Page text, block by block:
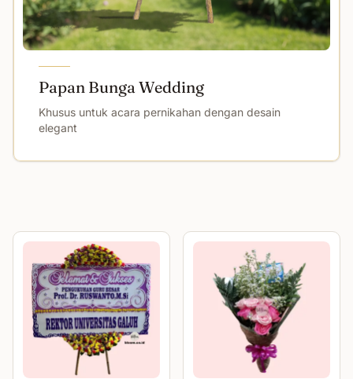
Papan Bunga Wedding
Khusus untuk acara pernikahan dengan desain
elegant